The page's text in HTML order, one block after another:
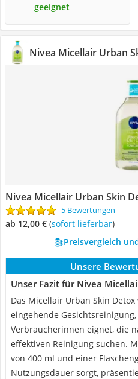
geeignet
Nivea Micellair Urban
Nivea Micellair Urban Skin
5 Bewertungen
ab 12,00 € ( Sofort lieferbar)
Preisvergleich
Unsere
Unser Fazit für Nivea
Das Micellair Urban Skin
eingehende
Verbraucherinnen eignet, die
effektiven Reinigung suchen.
von 400 ml und einer
Nutzungsdauer sorgt,